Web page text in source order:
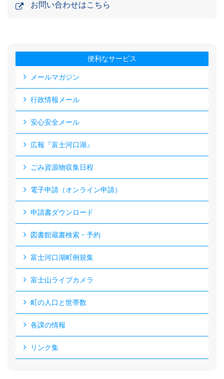
お問い合わせはこちら
便利なサービス
メールマガジン
行政情報メール
安心安全メール
広報『富士河口湖』
ごみ資源物収集日程
電子申請（オンライン申請）
申請書ダウンロード
図書館蔵書検索・予約
富士河口湖町例規集
富士山ライブカメラ
町の人口と世帯数
各課の情報
リンク集